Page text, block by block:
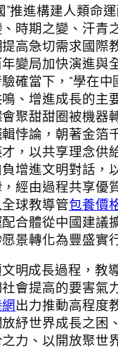
”推進構建人類命
時期之變、汗青
高急切需求國際
變局加快演進與
確當下，“學在中
、增進成長的主
聚甜甜圈被機器
悖論，朝著金箔
，以共享理念供
增進文明對話，
經由過程共享優
球教導管包養價
合體從中國建議
景轉化為豐盛實
明成長過程，教
會提高的要害氣
出力推動高程度
紓世界成長之困
力、以開放聚世